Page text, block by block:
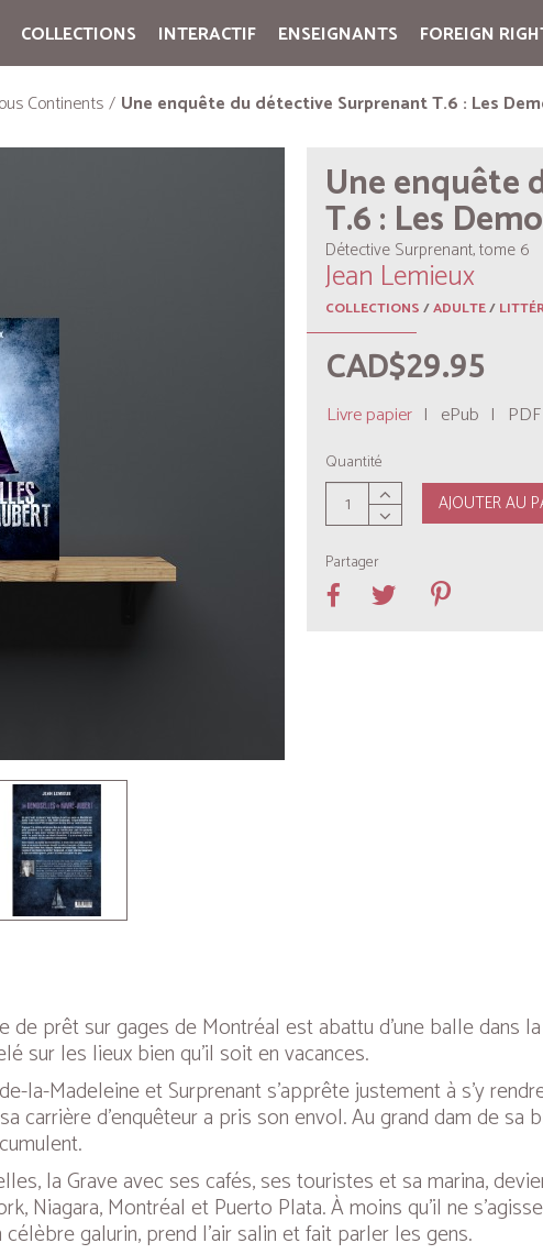
COLLECTIONS INTERACTIF ENSEIGNANTS FOREIGN
Cart:
Continents Une enquête du détective Surprenant T.6 : Les
Une enquête
T.6 : Les
Détective Surprenant, tome 6
Jean Lemieux
COLLECTIONS/ADULTE/
CAD$29.95
Livre papier | ePub | PDF
Quantité
AJOUTER AU
Partager
de prêt sur gages de Montréal est abattu d'une balle dans
sur les lieux bien qu’il soit en vacances.
la-Madeleine et Surprenant s’apprête justement à s’y
carrière d’enquêteur a pris son envol. Au grand dam de
la Grave avec ses cafés, ses touristes et sa marina,
Niagara, Montréal et Puerto Plata. À moins qu’il ne
galurin, prend l’air salin et fait parler les gens.